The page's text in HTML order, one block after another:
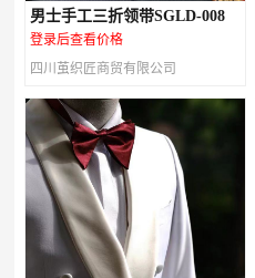
男士手工三折领带SGLD-008
登录后查看价格
四川茧织匠商贸有限公司